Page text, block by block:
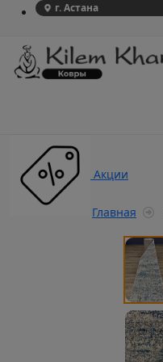
г. Астана
Акции
Главная